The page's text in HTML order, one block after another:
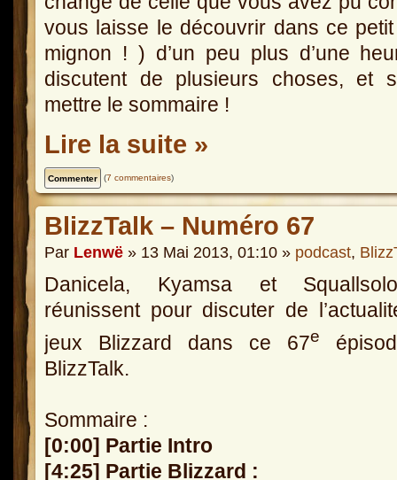
vous laisse le découvrir dans ce
mignon ! ) d’un peu plus d’une
discutent de plusieurs choses, et
mettre le sommaire !
Lire la suite »
(7 commentaires)
BlizzTalk – Numéro 67
Par Lenwë » 13 Mai 2013, 01:10 » podcast,
Danicela, Kyamsa et
réunissent pour discuter de
jeux Blizzard dans ce 67e
BlizzTalk.
Sommaire :
[0:00] Partie Intro
[4:25] Partie Blizzard :